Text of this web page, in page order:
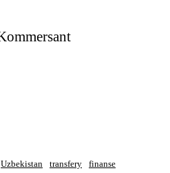
Uzbekistan transfery finanse